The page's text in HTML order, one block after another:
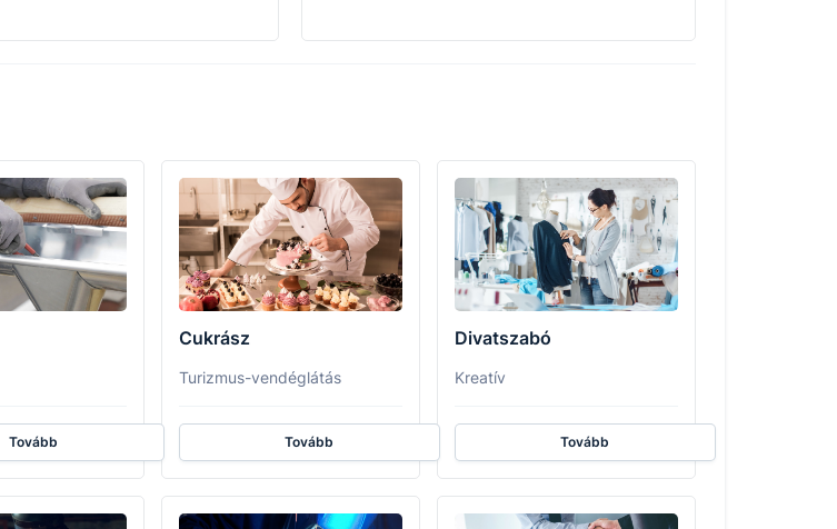
Tovább
Cukrász
Turizmus-vendéglátás
Tovább
Divatszabó
Kreatív
Tovább